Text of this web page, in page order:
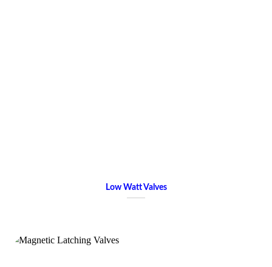
Low Watt Valves